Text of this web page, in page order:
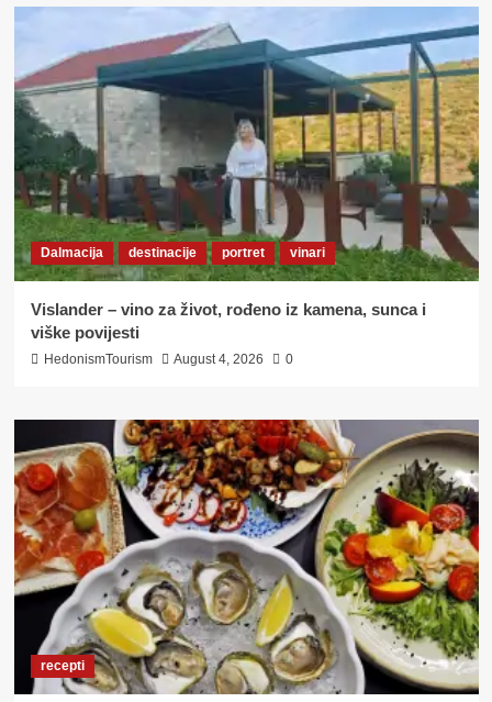
Dalmacija destinacije portret vinari
Vislander – vino za život, rođeno iz kamena, sunca i
viške povijesti
HedonismTourism August 4, 2026 0
recepti